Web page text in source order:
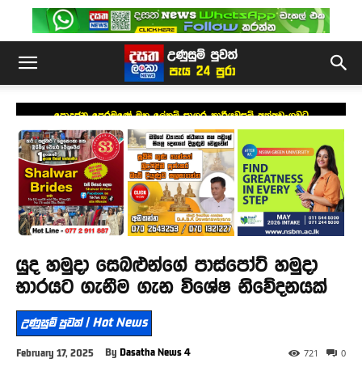
පොදුජන පෙරමුණේ මහ ලේකම් සාගර කාරියවසම් අත්අඩංගුවට
යුද හමුදා සෙබළුන්ගේ පාස්පෝට් හමුදා
භාරයට ගැනීම ගැන විශේෂ නිවේදනයක්
උණුසුම් පුවත් | Hot News
February 17, 2025 By Dasatha News 4 0
721